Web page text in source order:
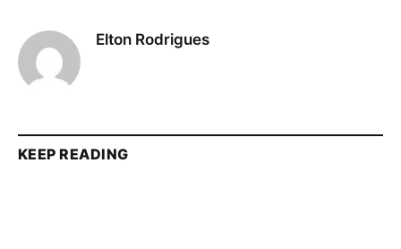
Elton Rodrigues
KEEP READING